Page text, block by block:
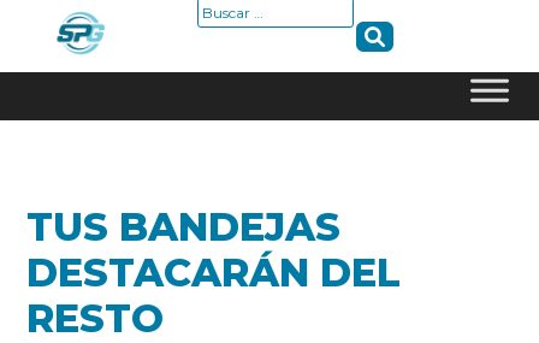
Buscar:
TUS BANDEJAS
DESTACARÁN DEL
RESTO